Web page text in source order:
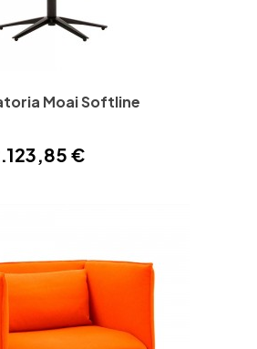
Moai Softline
€